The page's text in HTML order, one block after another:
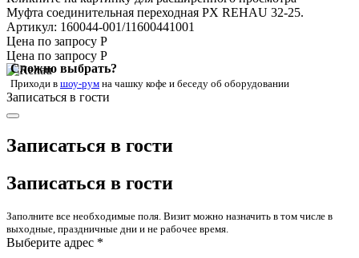
Муфта соединительная переходная PX REHAU 32-25.
Артикул: 160044-001/11600441001
Цена по запросу Р
Цена по запросу Р
Сложно выбрать?
Приходи в шоу-рум на чашку кофе и беседу об оборудовании
Записаться в гости
Записаться в гости
Записаться в гости
Заполните все необходимые поля. Визит можно назначить в том числе в
выходные, праздничные дни и не рабочее время.
Выберите адрес *